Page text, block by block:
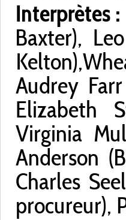
Interprètes :
Baxter),
Audrey
Elizabeth
Virginia
Anderson
Charles
procureur),